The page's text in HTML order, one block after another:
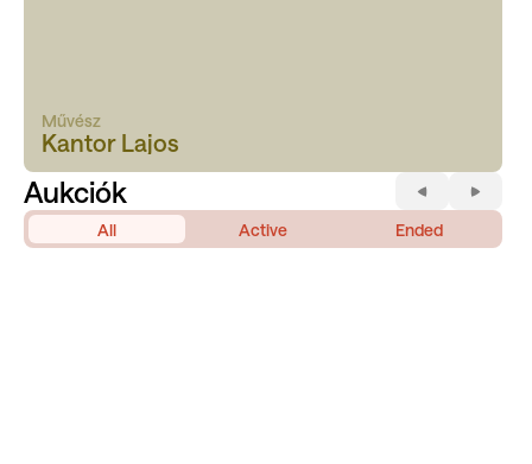
Művész
Kantor Lajos
Aukciók
All Active Ended